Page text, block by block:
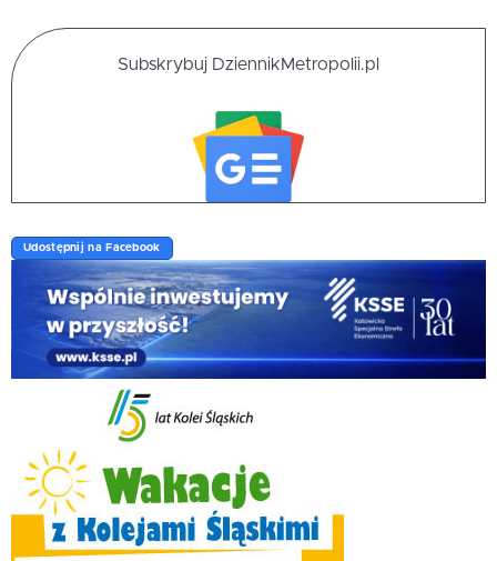
Subskrybuj DziennikMetropolii.pl
Udostępnij na Facebook